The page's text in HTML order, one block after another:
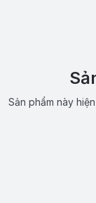
Sản phẩm này